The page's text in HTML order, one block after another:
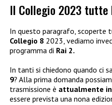
Il Collegio 2023 tutte
In questo paragrafo, scoperte
Collegio 8 2023, vediamo
programma di Rai 2.
In tanti si chiedono quando ci
9? Alla prima domanda
trasmissione è attualmente
essere prevista una nona